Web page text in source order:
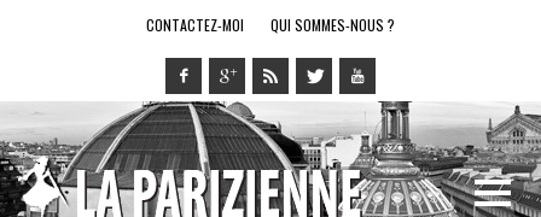
CONTACTEZ-MOI QUI SOMMES-NOUS ?